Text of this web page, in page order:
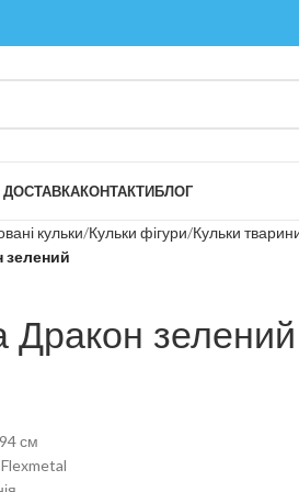
ДОСТАВКАКОНТАКТИБЛОГ
кульки Кульки фігури Кульки
зелений
Дракон зелений
см